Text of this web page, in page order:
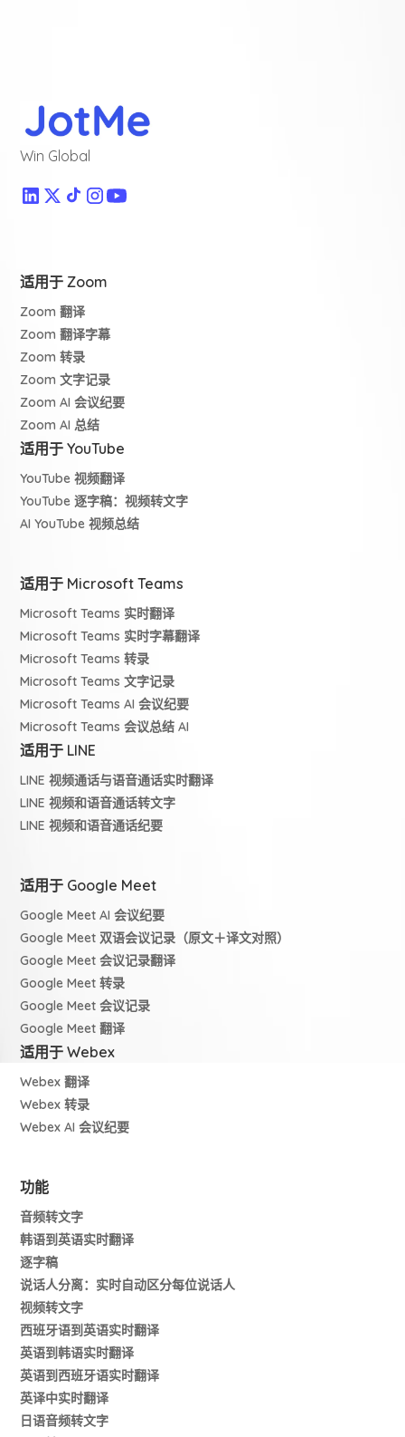
Win Global
适用于 Zoom
Zoom 翻译
Zoom 翻译字幕
Zoom 转录
Zoom 文字记录
Zoom AI 会议纪要
Zoom AI 总结
适用于 YouTube
YouTube 视频翻译
YouTube 逐字稿：视频转文字
AI YouTube 视频总结
适用于 Microsoft Teams
Microsoft Teams 实时翻译
Microsoft Teams 实时字幕翻译
Microsoft Teams 转录
Microsoft Teams 文字记录
Microsoft Teams AI 会议纪要
Microsoft Teams 会议总结 AI
适用于 LINE
LINE 视频通话与语音通话实时翻译
LINE 视频和语音通话转文字
LINE 视频和语音通话纪要
适用于 Google Meet
Google Meet AI 会议纪要
Google Meet 双语会议记录（原文＋译文对照）
Google Meet 会议记录翻译
Google Meet 转录
Google Meet 会议记录
Google Meet 翻译
适用于 Webex
Webex 翻译
Webex 转录
Webex AI 会议纪要
功能
音频转文字
韩语到英语实时翻译
逐字稿
说话人分离：实时自动区分每位说话人
视频转文字
西班牙语到英语实时翻译
英语到韩语实时翻译
英语到西班牙语实时翻译
英译中实时翻译
日语音频转文字